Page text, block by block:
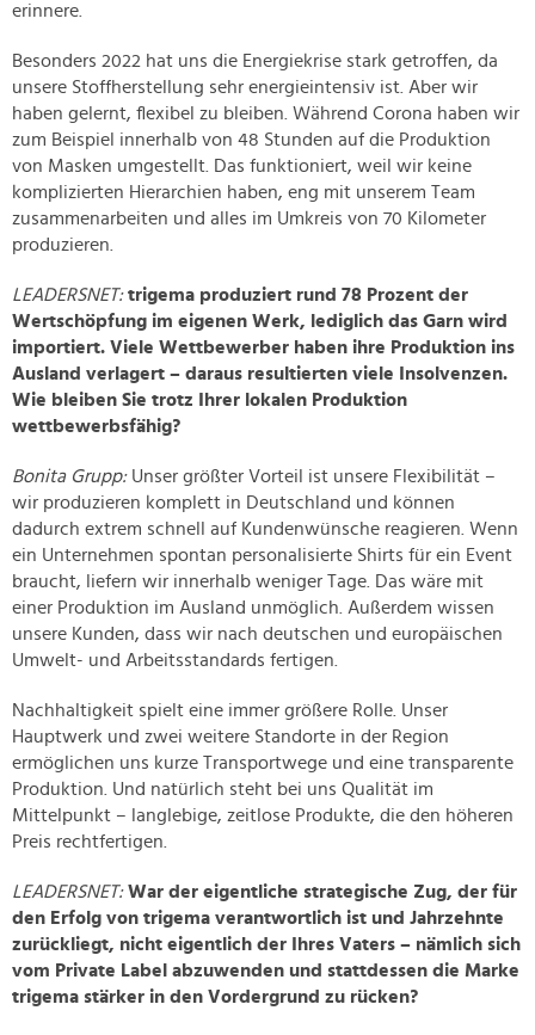
erinnere.
Besonders 2022 hat uns die Energiekrise stark getroffen, da
unsere Stoffherstellung sehr energieintensiv ist. Aber wir
haben gelernt, flexibel zu bleiben. Während Corona haben wir
zum Beispiel innerhalb von 48 Stunden auf die Produktion
von Masken umgestellt. Das funktioniert, weil wir keine
komplizierten Hierarchien haben, eng mit unserem Team
zusammenarbeiten und alles im Umkreis von 70 Kilometer
produzieren.
LEADERSNET: trigema produziert rund 78 Prozent der
Wertschöpfung im eigenen Werk, lediglich das Garn wird
importiert. Viele Wettbewerber haben ihre Produktion ins
Ausland verlagert – daraus resultierten viele Insolvenzen.
Wie bleiben Sie trotz Ihrer lokalen Produktion
wettbewerbsfähig?
Bonita Grupp:Unser größter Vorteil ist unsere Flexibilität –
wir produzieren komplett in Deutschland und können
dadurch extrem schnell auf Kundenwünsche reagieren. Wenn
ein Unternehmen spontan personalisierte Shirts für ein Event
braucht, liefern wir innerhalb weniger Tage. Das wäre mit
einer Produktion im Ausland unmöglich. Außerdem wissen
unsere Kunden, dass wir nach deutschen und europäischen
Umwelt- und Arbeitsstandards fertigen.
Nachhaltigkeit spielt eine immer größere Rolle. Unser
Hauptwerk und zwei weitere Standorte in der Region
ermöglichen uns kurze Transportwege und eine transparente
Produktion. Und natürlich steht bei uns Qualität im
Mittelpunkt – langlebige, zeitlose Produkte, die den höheren
Preis rechtfertigen.
LEADERSNET: War der eigentliche strategische Zug, der für
den Erfolg von trigema verantwortlich ist und Jahrzehnte
zurückliegt, nicht eigentlich der Ihres Vaters – nämlich sich
vom Private Label abzuwenden und stattdessen die Marke
trigema stärker in den Vordergrund zu rücken?